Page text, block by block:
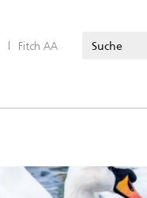
| Fitch AA